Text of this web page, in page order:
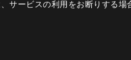
サービスの利用をお断りする場